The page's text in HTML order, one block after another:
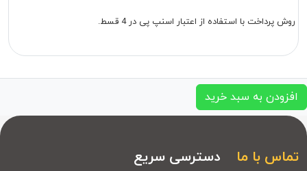
روش پرداخت با استفاده از اعتبار اسنپ پی در 4 قسط.
افزودن به سبد خرید
تماس با ما دسترسی سریع